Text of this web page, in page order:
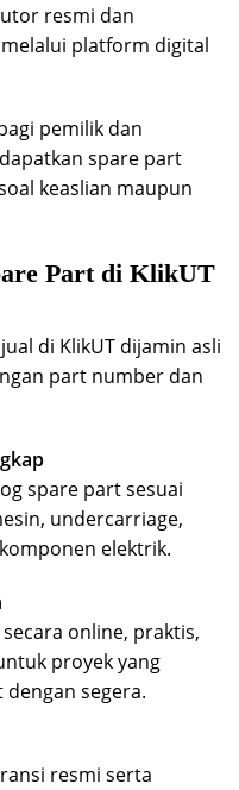
resmi dan
melalui platform digital
pemilik dan
spare part
keaslian maupun
Part di KlikUT
di KlikUT dijamin asli
part number dan
spare part sesuai
undercarriage,
elektrik.
online, praktis,
proyek yang
segera.
resmi serta